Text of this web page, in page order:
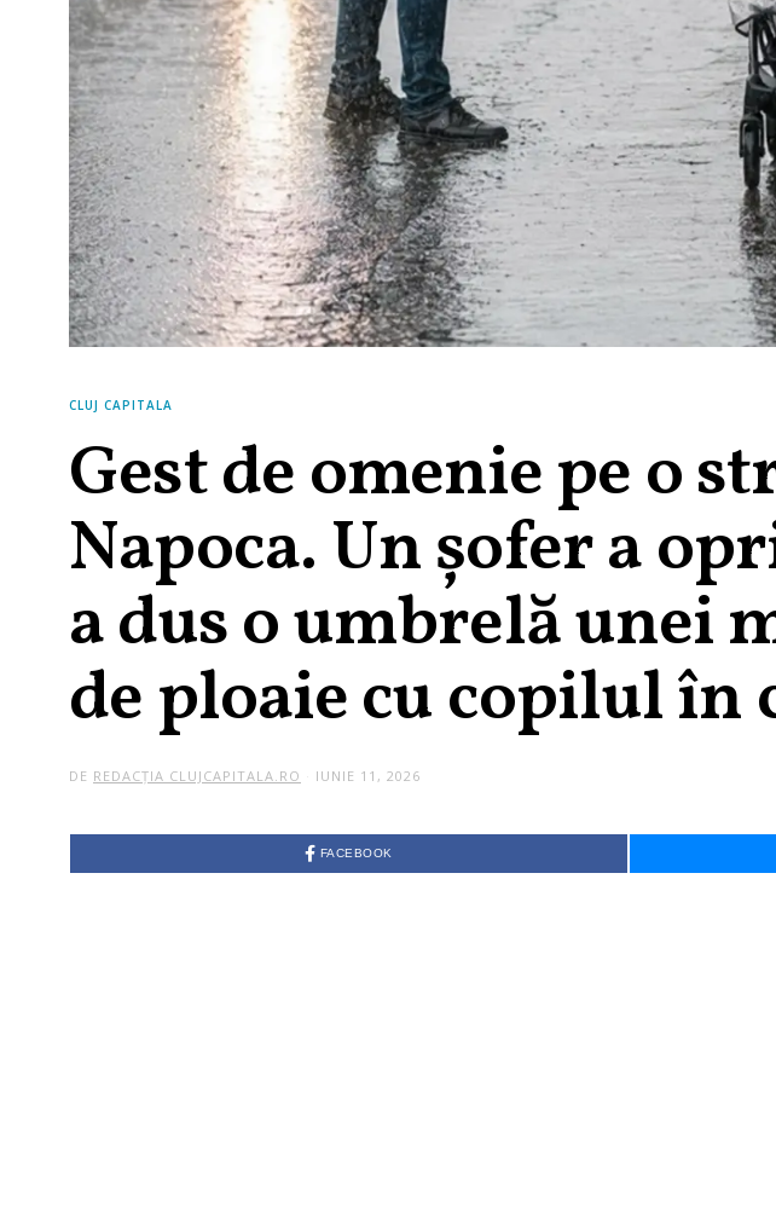
CLUJ CAPITALA
Gest de omenie pe o
Napoca. Un șofer a
a dus o umbrelă unei
de ploaie cu copilul în
DE REDACȚIA CLUJCAPITALA.RO IUNIE 11, 2026
FACEBOOK